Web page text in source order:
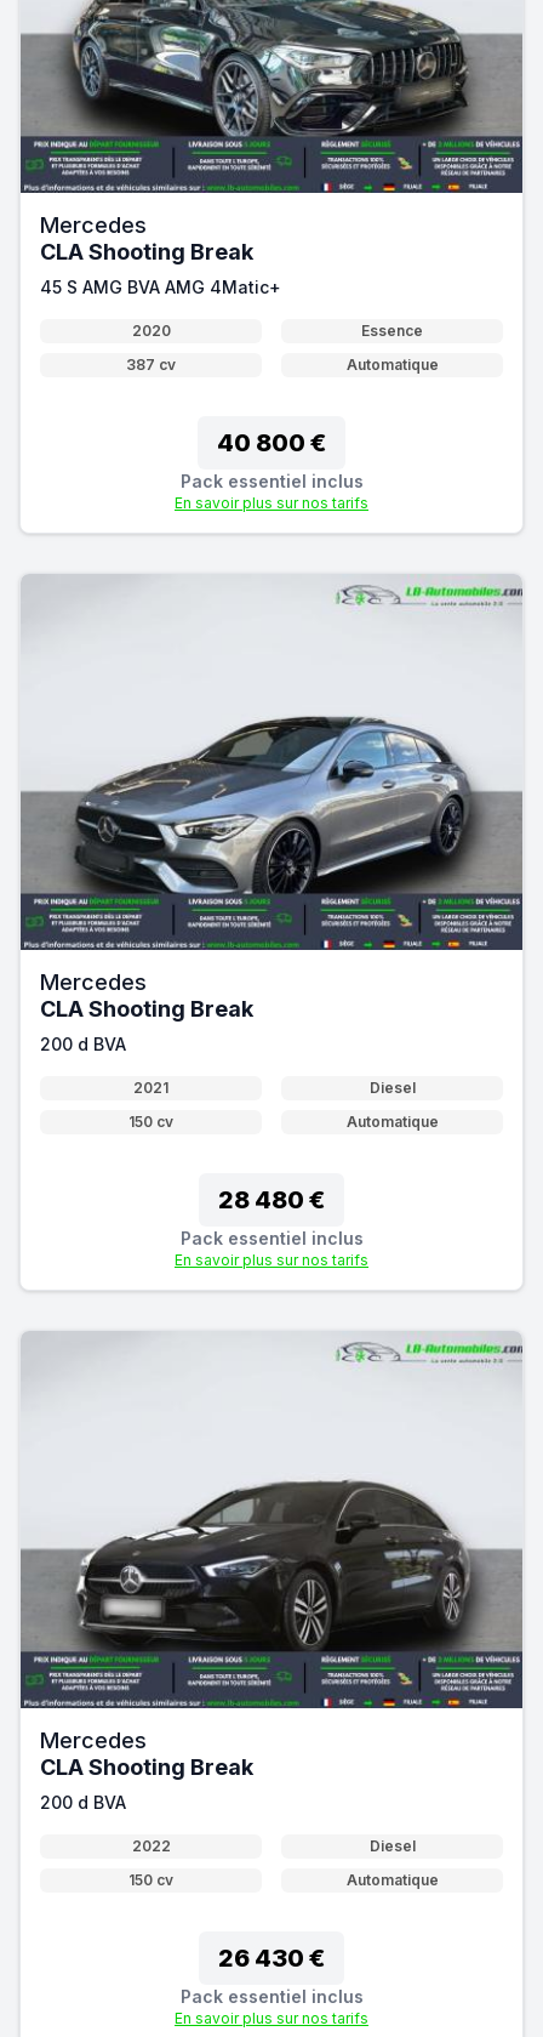
Mercedes
CLA Shooting Break
45 S AMG BVA AMG 4Matic+
2020
Essence
387 cv
Automatique
40 800 €
Pack essentiel inclus
En savoir plus sur nos tarifs
Mercedes
CLA Shooting Break
200 d BVA
2021
Diesel
150 cv
Automatique
28 480 €
Pack essentiel inclus
En savoir plus sur nos tarifs
Mercedes
CLA Shooting Break
200 d BVA
2022
Diesel
150 cv
Automatique
26 430 €
Pack essentiel inclus
En savoir plus sur nos tarifs